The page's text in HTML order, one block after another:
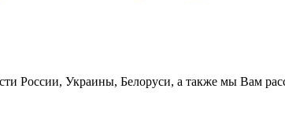
России, Украины, Белоруси, а также мы Вам